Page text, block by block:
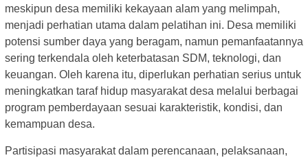
meskipun desa memiliki kekayaan alam yang melimpah,
menjadi perhatian utama dalam pelatihan ini. Desa memiliki
potensi sumber daya yang beragam, namun pemanfaatannya
sering terkendala oleh keterbatasan SDM, teknologi, dan
keuangan. Oleh karena itu, diperlukan perhatian serius untuk
meningkatkan taraf hidup masyarakat desa melalui berbagai
program pemberdayaan sesuai karakteristik, kondisi, dan
kemampuan desa.
Partisipasi masyarakat dalam perencanaan, pelaksanaan,